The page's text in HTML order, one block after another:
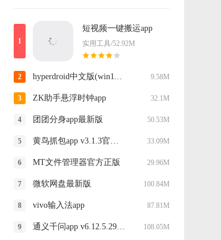
短视频一键搬运app
实用工具/52.92M
hyperdroid中文版(win11启动器) 9.58M
ZK助手悬浮时钟app 32.1M
团团分身app最新版 50.53M
黄鸟抓包app v3.1.3官方正版 33.09M
MT文件管理器官方正版 29.96M
微软网盘最新版 100.84M
vivo输入法app 87.81M
通义千问app v6.12.5.2922官方版 108.05M